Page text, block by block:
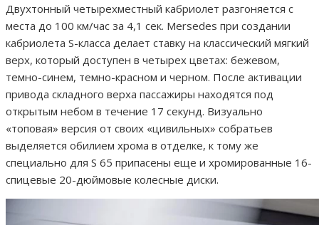
Двухтонный четырехместный кабриолет разгоняется с
места до 100 км/час за 4,1 сек. Mersedes при создании
кабриолета S-класса делает ставку на классический мягкий
верх, который доступен в четырех цветах: бежевом,
темно-синем, темно-красном и черном. После активации
привода складного верха пассажиры находятся под
открытым небом в течение 17 секунд. Визуально
«топовая» версия от своих «цивильных» собратьев
выделяется обилием хрома в отделке, к тому же
специально для S 65 припасены еще и хромированные 16-
спицевые 20-дюймовые колесные диски.